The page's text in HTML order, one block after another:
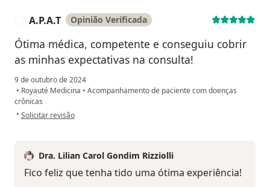
A.P.A.T Opinião Verificada
Ótima médica, competente e conseguiu cobrir
as minhas expectativas na consulta!
9 de outubro de 2024
• Royauté Medicina • Acompanhamento de paciente com doenças
crônicas
• na opinião do utilizador A.P.A.T
Solicitar revisão
Dra. Lilian Carol Gondim Rizziolli
Fico feliz que tenha tido uma ótima experiência!